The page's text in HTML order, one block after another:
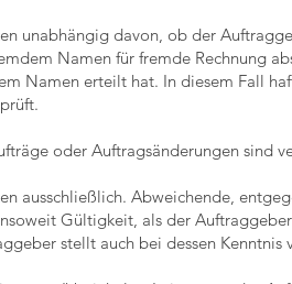
unabhängig davon, ob der
Namen für fremde Rechnung
Namen erteilt hat. In diesem Fall
oder Auftragsänderungen sind
ausschließlich. Abweichende,
Gültigkeit, als der
stellt auch bei dessen